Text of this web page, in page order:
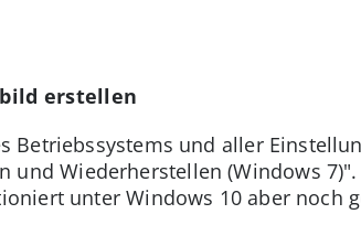
erstellen
Betriebssystems und aller
und Wiederherstellen (Windows
unter Windows 10 aber noch